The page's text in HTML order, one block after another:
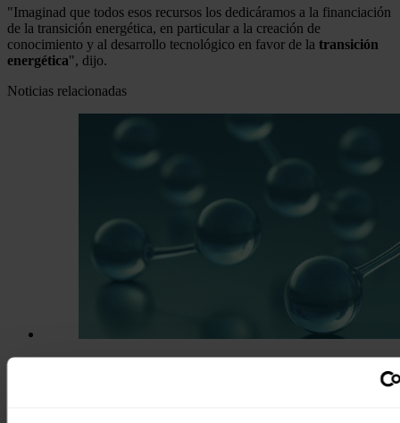
"Imaginad que todos esos recursos los dedicáramos a la financiación
de la transición energética, en particular a la creación de
conocimiento y al desarrollo tecnológico en favor de la transición
energética", dijo.
Noticias relacionadas
El Gobierno rescata con 274 millones